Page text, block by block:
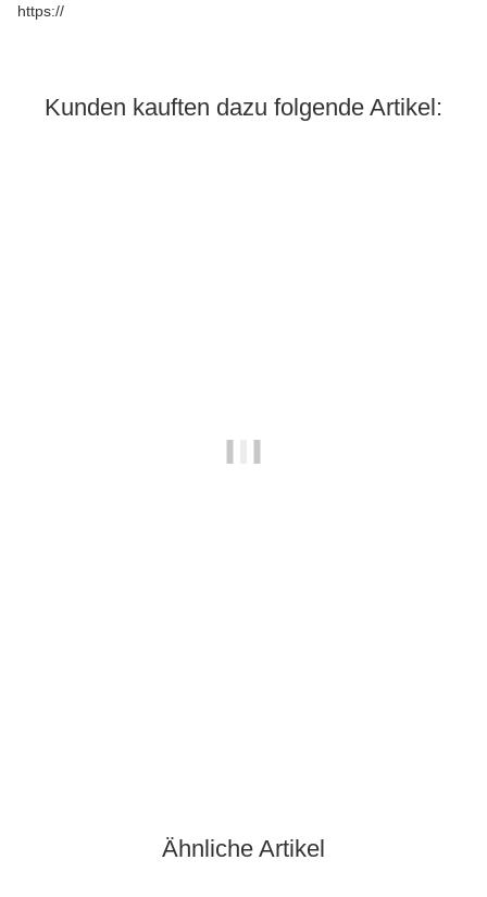
https://
Kunden kauften dazu folgende Artikel:
Ähnliche Artikel